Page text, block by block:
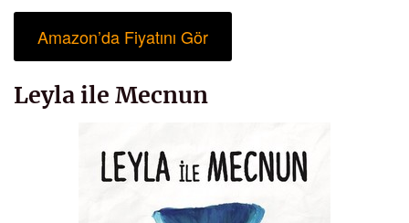
Amazon’da Fiyatını Gör
Leyla ile Mecnun